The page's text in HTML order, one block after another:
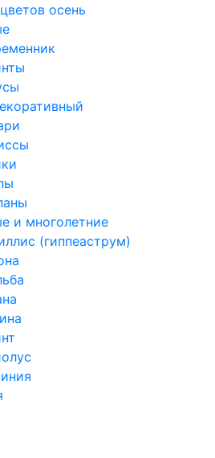
осень
и многолетние
(гиппеаструм)